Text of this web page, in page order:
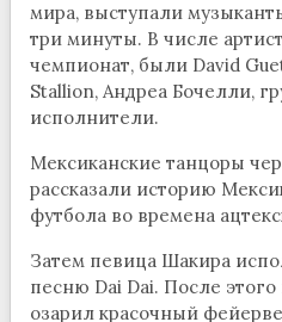
мира, выступали
три минуты. В числе
чемпионат, были David
Stallion, Андреа Бочелли,
исполнители.
Мексиканские танцоры
рассказали историю
футбола во времена
Затем певица Шакира
песню Dai Dai. После
озарил красочный